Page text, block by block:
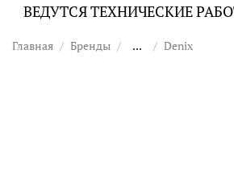
ВЕДУТСЯ ТЕХНИЧЕСКИЕ
Главная Бренды ... Denix